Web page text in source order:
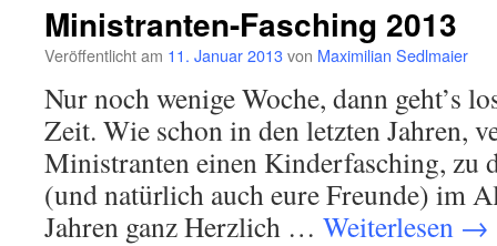
Ministranten-Fasching 2013
Veröffentlicht am 11. Januar 2013von Maximilian Sedlmaier
Nur noch wenige Woche, dann geht’s
Zeit. Wie schon in den letzten Jahren,
Ministranten einen Kinderfasching, zu
(und natürlich auch eure Freunde) im
Jahren ganz Herzlich … Weiterlesen →